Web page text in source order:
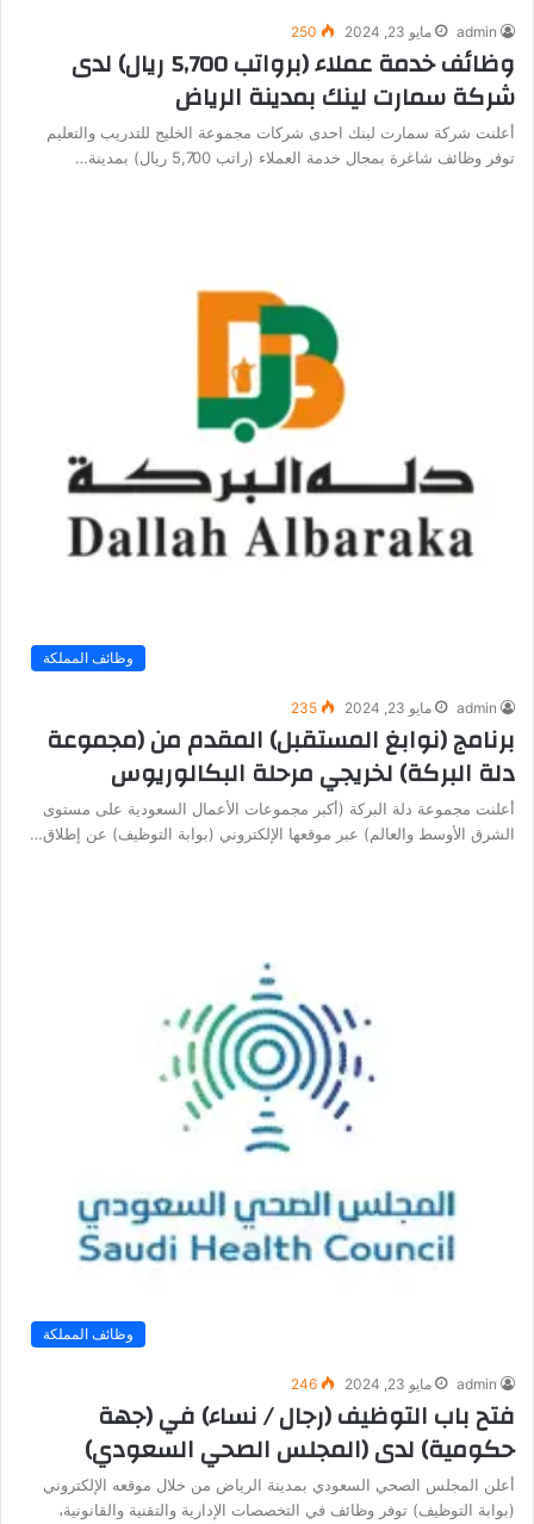
admin مايو 23, 2024 250
وظائف خدمة عملاء (برواتب 5,700 ريال) لدى
شركة سمارت لينك بمدينة الرياض
أعلنت شركة سمارت لينك احدى شركات مجموعة الخليج للتدريب والتعليم
توفر وظائف شاغرة بمجال خدمة العملاء (راتب 5,700 ريال) بمدينة…
وظائف المملكة
admin مايو 23, 2024 235
برنامج (نوابغ المستقبل) المقدم من (مجموعة
دلة البركة) لخريجي مرحلة البكالوريوس
أعلنت مجموعة دلة البركة (أكبر مجموعات الأعمال السعودية على مستوى
الشرق الأوسط والعالم) عبر موقعها الإلكتروني (بوابة التوظيف) عن إطلاق…
وظائف المملكة
admin مايو 23, 2024 246
فتح باب التوظيف (رجال / نساء) في (جهة
حكومية) لدى (المجلس الصحي السعودي)
أعلن المجلس الصحي السعودي بمدينة الرياض من خلال موقعه الإلكتروني
(بوابة التوظيف) توفر وظائف في التخصصات الإدارية والتقنية والقانونية،